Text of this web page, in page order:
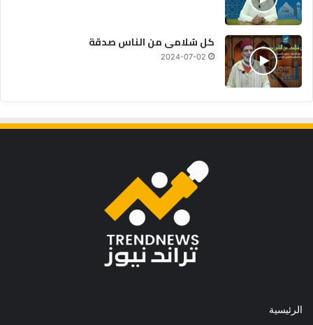
كل سُلامى من الناس صدقة
2024-07-02
الرئيسية